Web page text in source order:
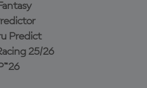
Predict
25/26